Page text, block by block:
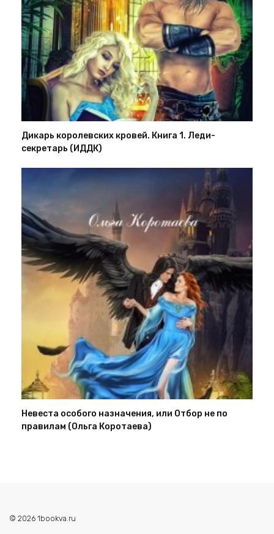
Дикарь королевских кровей. Книга 1. Леди-
секретарь (ИДДК)
Невеста особого назначения, или Отбор не по
правилам (Ольга Коротаева)
© 2026 1bookva.ru